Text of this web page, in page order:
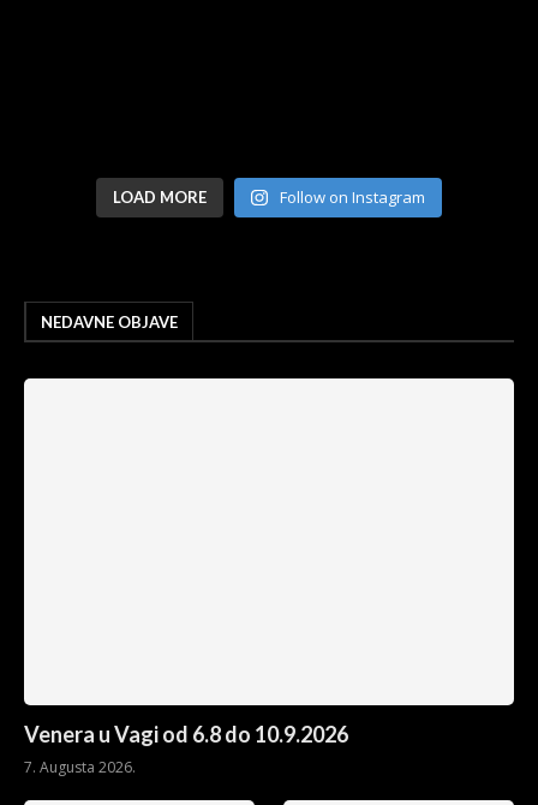
LOAD MORE Follow on Instagram
NEDAVNE OBJAVE
Venera u Vagi od 6.8 do 10.9.2026
7. Augusta 2026.